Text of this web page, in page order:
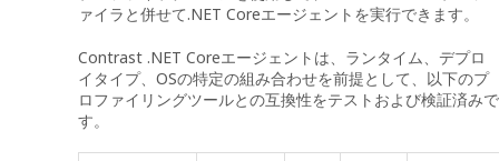
ァイラと併せて.NET Coreエージェントを実行できます。
Contrast .NET Coreエージェントは、ランタイム、デプロ
イタイプ、OSの特定の組み合わせを前提として、以下のプ
ロファイリングツールとの互換性をテストおよび検証済みで
す。